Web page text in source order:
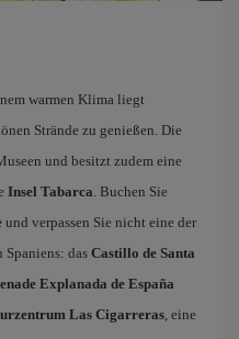
warmen Klima liegt
Strände zu genießen. Die
und besitzt zudem eine
Insel Tabarca. Buchen Sie
und verpassen Sie nicht eine der
das Castillo de Santa
Explanada de España
Las Cigarreras, eine